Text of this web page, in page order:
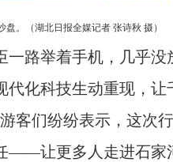
盘。（湖北日报全媒记者 张诗秋 摄）
一路举着手机，几乎没
代化科技生动重现，让
客们纷纷表示，这次
——让更多人走进石家